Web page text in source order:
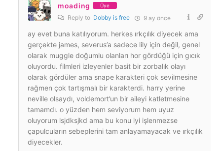
moading Üye
Reply to Dobby is free 9 ay önce
ay evet buna katılıyorum. herkes ırkçılık diyecek ama
gerçekte james, severus’a sadece lily için değil, genel
olarak muggle doğumlu olanları hor gördüğü için gıcık
oluyordu. filmleri izleyenler basit bir zorbalık olayı
olarak gördüler ama snape karakteri çok sevilmesine
rağmen çok tartışmalı bir karakterdi. harry yerine
neville olsaydı, voldemort’un bir aileyi katletmesine
tamamdı. o yüzden hem seviyorum hem uyuz
oluyorum lsjdksjkd ama bu konu iyi işlenmezse
çapulcuların sebeplerini tam anlayamayacak ve ırkçılık
diyecekler.